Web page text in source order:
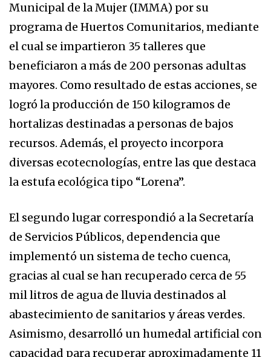
Municipal de la Mujer (IMMA) por su
programa de Huertos Comunitarios, mediante
el cual se impartieron 35 talleres que
beneficiaron a más de 200 personas adultas
mayores. Como resultado de estas acciones, se
logró la producción de 150 kilogramos de
hortalizas destinadas a personas de bajos
recursos. Además, el proyecto incorpora
diversas ecotecnologías, entre las que destaca
la estufa ecológica tipo “Lorena”.
El segundo lugar correspondió a la Secretaría
de Servicios Públicos, dependencia que
implementó un sistema de techo cuenca,
gracias al cual se han recuperado cerca de 55
mil litros de agua de lluvia destinados al
abastecimiento de sanitarios y áreas verdes.
Asimismo, desarrolló un humedal artificial con
capacidad para recuperar aproximadamente 11